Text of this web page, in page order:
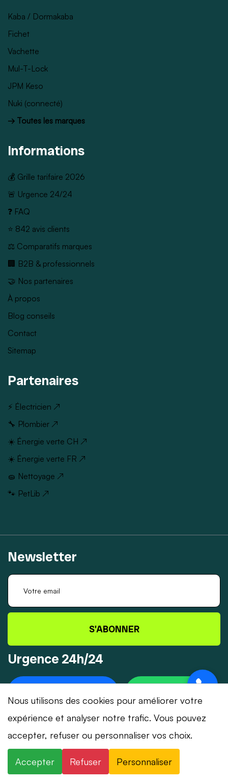
Kaba / Dormakaba
Fichet
Vachette
Mul-T-Lock
JPM Keso
Nuki (connecté)
→ Toutes les marques
Informations
💰 Grille tarifaire 2026
🚨 Urgence 24/24
❓ FAQ
⭐ 842 avis clients
⚖️ Comparatifs marques
🏢 B2B & professionnels
🤝 Nos partenaires
À propos
Blog conseils
Contact
Sitemap
Partenaires
⚡ Électricien ↗
🔧 Plombier ↗
☀️ Énergie verte CH ↗
☀️ Énergie verte FR ↗
🧽 Nettoyage ↗
🐾 PetLib ↗
Newsletter
S'ABONNER
Urgence 24h/24
© 2026 Dépannage-Serrurier.ch - Tous droits
réservés | Suisse romande
Nous utilisons des cookies pour améliorer votre
expérience et analyser notre trafic. Vous pouvez
accepter, refuser ou personnaliser vos choix.
Accepter Refuser Personnaliser